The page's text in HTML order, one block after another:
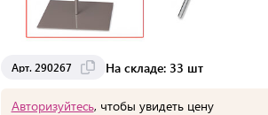
Арт. 290267 На складе: 33 шт
Авторизуйтесь, чтобы увидеть цену